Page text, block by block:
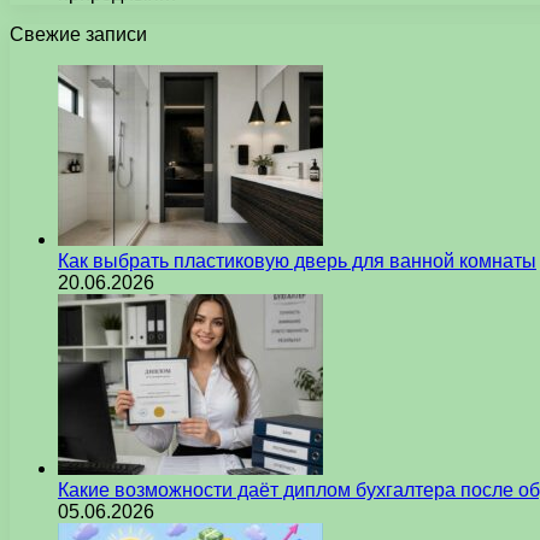
Свежие записи
Как выбрать пластиковую дверь для ванной комнаты
20.06.2026
Какие возможности даёт диплом бухгалтера после
05.06.2026